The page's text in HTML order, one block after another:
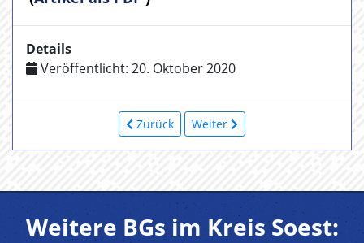
Details
Veröffentlicht: 20. Oktober 2020
Zurück Weiter
Weitere BGs im Kreis Soest: